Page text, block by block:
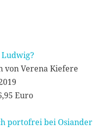
von Verena Kiefere
Euro
portofrei bei Osiander